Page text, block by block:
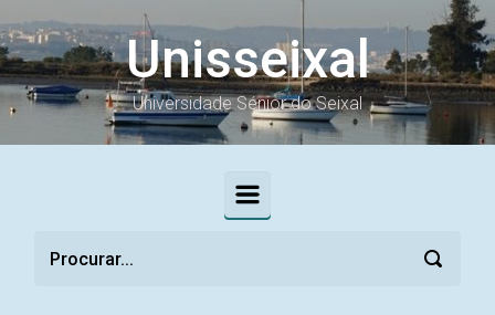
Skip to main content
Unisseixal
Universidade Sénior do Seixal